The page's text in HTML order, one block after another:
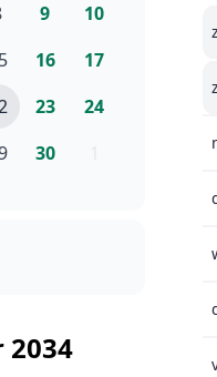
9
10
16
17
23
24
30
2034